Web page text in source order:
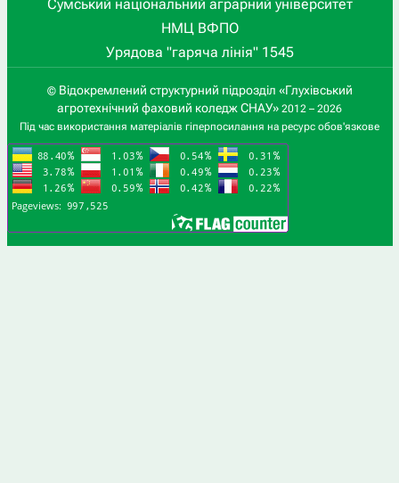
Сумський національний аграрний університет
НМЦ ВФПО
Урядова "гаряча лінія" 1545
© Відокремлений структурний підрозділ «Глухівський
агротехнічний фаховий коледж СНАУ» 2012 – 2026
Під час використання матеріалів гіперпосилання на ресурс обов'язкове